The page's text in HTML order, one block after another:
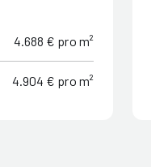
4.688 € pro m²
4.904 € pro m²